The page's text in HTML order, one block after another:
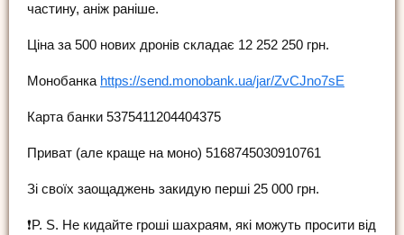
частину, аніж раніше.
Ціна за 500 нових дронів складає 12 252 250 грн.
Монобанка https://send.monobank.ua/jar/ZvCJno7sE
Карта банки 5375411204404375
Приват (але краще на моно) 5168745030910761
Зі своїх заощаджень закидую перші 25 000 грн.
❗️P. S. Не кидайте гроші шахраям, які можуть просити від